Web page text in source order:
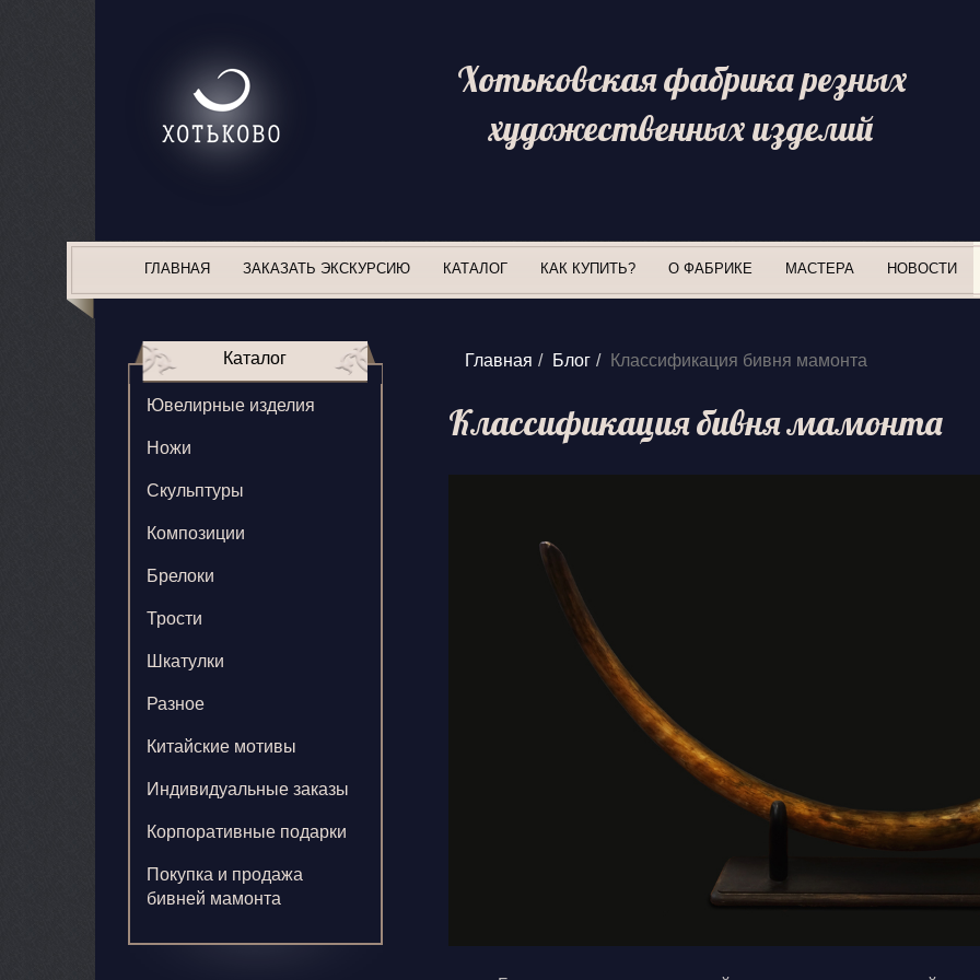
Хотьковская фабрика резных
художественных изделий
ГЛАВНАЯ ЗАКАЗАТЬ ЭКСКУРСИЮ КАТАЛОГ КАК КУПИТЬ? О ФАБРИКЕ МАСТЕРА НОВОСТИ
Главная Блог Классификация бивня мамонта
Классификация бивня мамонта
Каталог
Ювелирные изделия
Ножи
Скульптуры
Композиции
Брелоки
Трости
Шкатулки
Разное
Китайские мотивы
Индивидуальные заказы
Корпоративные подарки
Покупка и продажа
бивней мамонта